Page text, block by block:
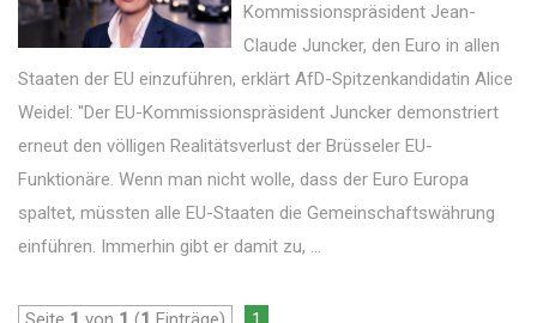
Kommissionspräsident Jean-
Claude Juncker, den Euro in allen
Staaten der EU einzuführen, erklärt AfD-Spitzenkandidatin Alice
Weidel: "Der EU-Kommissionspräsident Juncker demonstriert
erneut den völligen Realitätsverlust der Brüsseler EU-
Funktionäre. Wenn man nicht wolle, dass der Euro Europa
spaltet, müssten alle EU-Staaten die Gemeinschaftswährung
einführen. Immerhin gibt er damit zu, ...